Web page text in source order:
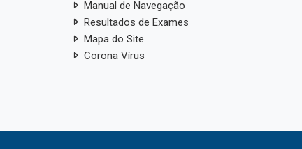
Manual de Navegação
Resultados de Exames
Mapa do Site
Corona Vírus